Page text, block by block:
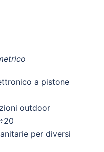
a pistone
outdoor
per diversi